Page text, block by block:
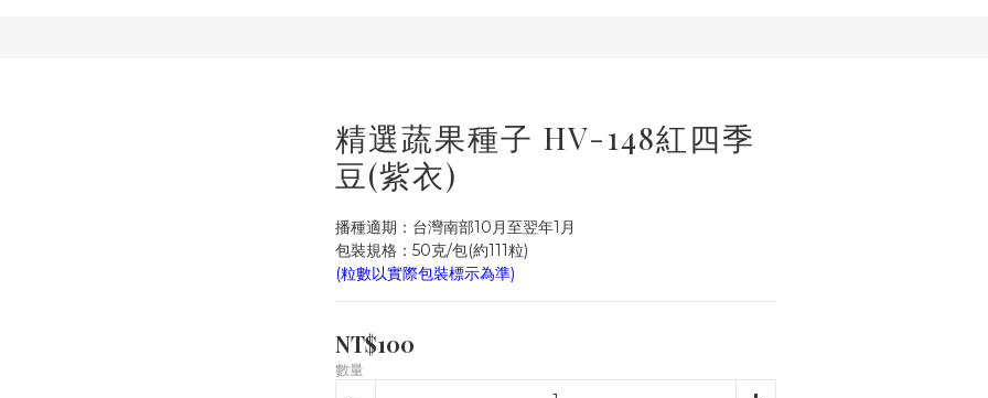
精選蔬果種子 HV-148紅四季
豆(紫衣)
播種適期：台灣南部10月至翌年1月
包裝規格：50克/包(約111粒)
(粒數以實際包裝標示為準)
NT$100
數量